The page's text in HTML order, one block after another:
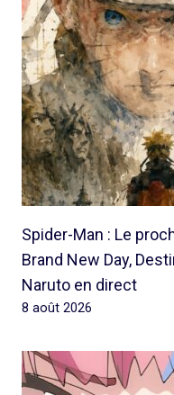
Spider-Man : Le
Brand New Day,
Naruto en direct
8 août 2026